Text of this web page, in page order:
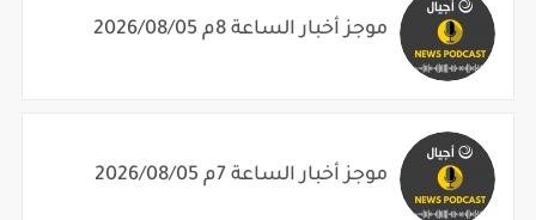
موجز أخبار الساعة 8م 2026/08/05
موجز أخبار الساعة 7م 2026/08/05